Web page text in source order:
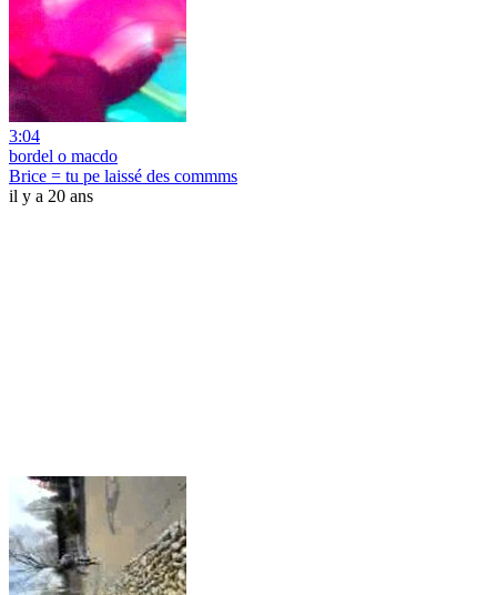
3:04
bordel o macdo
Brice = tu pe laissé des commms
il y a 20 ans